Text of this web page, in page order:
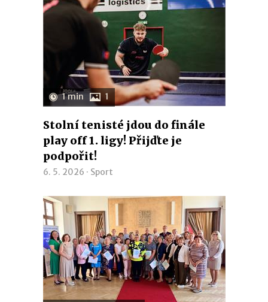
1 min 1
Stolní tenisté jdou do finále
play off 1. ligy! Přijďte je
podpořit!
6. 5. 2026 · Sport